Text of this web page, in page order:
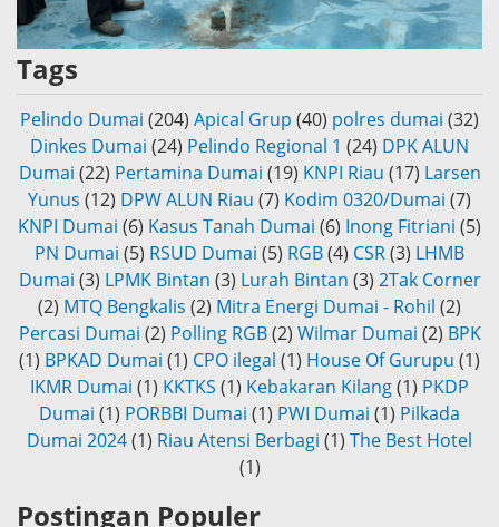
Tags
Pelindo Dumai (204) Apical Grup (40) polres dumai (32)
Dinkes Dumai (24) Pelindo Regional 1 (24) DPK ALUN
Dumai (22) Pertamina Dumai (19) KNPI Riau (17) Larsen
Yunus (12) DPW ALUN Riau (7) Kodim 0320/Dumai (7)
KNPI Dumai (6) Kasus Tanah Dumai (6) Inong Fitriani (5)
PN Dumai (5) RSUD Dumai (5) RGB(4) CSR(3) LHMB
Dumai (3) LPMK Bintan (3) Lurah Bintan (3) 2Tak Corner
(2) MTQ Bengkalis (2) Mitra Energi Dumai - Rohil (2)
Percasi Dumai (2) Polling RGB (2) Wilmar Dumai (2) BPK
(1) BPKAD Dumai (1) CPO ilegal (1) House Of Gurupu (1)
IKMR Dumai (1) KKTKS (1) Kebakaran Kilang(1) PKDP
Dumai (1) PORBBI Dumai (1) PWI Dumai (1) Pilkada
Dumai 2024(1) Riau Atensi Berbagi (1) The Best Hotel
(1)
Postingan Populer